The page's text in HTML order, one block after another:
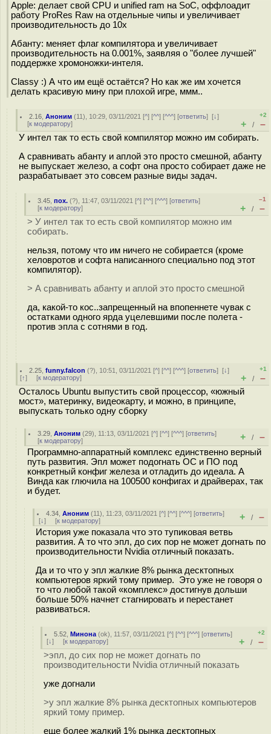
Apple: делает свой CPU и unified ram на SoC, оффлоадит
работу ProRes Raw на отдельные чипы и увеличивает
производительность до 10х
Абанту: меняет флаг компилятора и увеличивает
производительность на 0.001%, заявляя о "более лучшей"
поддержке хромоножки-интеля.
Classy :) А что им ещё остаётся? Но как же им хочется
делать красивую мину при плохой игре, ммм..
2.16 ,Аноним (11), 10:29, 03/11/2021 [^] [^^] [^^^] [ответить][↓]
[к модератору]
+2
+ / –
У интел так то есть свой компилятор можно им собирать.
А сравнивать абанту и аплой это просто смешной, абанту
не выпускает железо, а софт она просто собирает даже не
разрабатывает это совсем разные виды задач.
3.45 ,пох. (?), 11:47, 03/11/2021 [^] [^^] [^^^] [ответить]
[к модератору]
–1
+ / –
> У интел так то есть свой компилятор можно им
собирать.
нельзя, потому что им ничего не собирается (кроме
хеловротов и софта написанного специально под этот
компилятор).
> А сравнивать абанту и аплой это просто смешной
да, какой-то кос..запрещенный на впопеннете чувак с
остатками одного ярда уцелевшими после полета -
против эпла с сотнями в год.
2.25 ,funny.falcon (?), 10:51, 03/11/2021 [^] [^^] [^^^] [ответить][↓]
[↑] [к модератору]
+1
+ / –
Осталось Ubuntu выпустить свой процессор, «южный
мост», материнку, видеокарту, и можно, в принципе,
выпускать только одну сборку
3.29 ,Аноним (29), 11:13, 03/11/2021 [^] [^^] [^^^] [ответить]
[к модератору] + / –
Программно-аппаратный комплекс единственно верный
путь развития. Эпл может подогнать ОС и ПО под
конкретный конфиг железа и отладить до идеала. А
Винда как глючила на 100500 конфигах и драйверах, так
и будет.
4.34 ,Аноним (11), 11:23, 03/11/2021 [^] [^^] [^^^] [ответить]
[↓] [к модератору] + / –
История уже показала что это тупиковая ветвь
развития. А то что эпл, до сих пор не может догнать по
производительности Nvidia отличный показать.
Да и то что у эпл жалкие 8% рынка десктопных
компьютеров яркий тому пример. Это уже не говоря о
то что любой такой «комплекс» достигнув дольши
больше 50% начнет стагнировать и перестанет
развиваться.
5.52 ,Минона (ok), 11:57, 03/11/2021 [^] [^^] [^^^] [ответить]
[↓] [к модератору]
+2
+ / –
>эпл, до сих пор не может догнать по
производительности Nvidia отличный показать
уже догнали
>у эпл жалкие 8% рынка десктопных компьютеров
яркий тому пример.
еще более жалкий 1% рынка десктопных